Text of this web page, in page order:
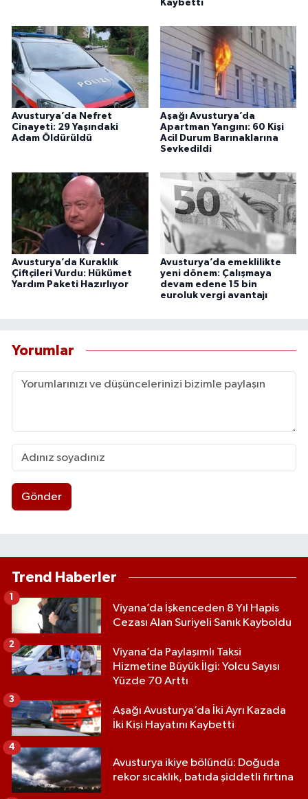
Kaybetti
Avusturya’da Nefret
Cinayeti: 29 Yaşındaki
Adam Öldürüldü
Aşağı Avusturya’da
Apartman Yangını: 60 Kişi
Acil Durum Barınaklarına
Sevkedildi
Avusturya’da Kuraklık
Çiftçileri Vurdu: Hükümet
Yardım Paketi Hazırlıyor
Avusturya’da emeklilikte
yeni dönem: Çalışmaya
devam edene 15 bin
euroluk vergi avantajı
Yorumlar
Gönder
Trend Haberler
Viyana’da İşkenceden 8 Yıl Hapis
Cezası Alan Suriyeli Sanık Kayboldu
1
Viyana’da Paylaşımlı Taksi
Hizmetine Büyük İlgi: Yolcu Sayısı
Yüzde 70 Arttı
2
Aşağı Avusturya’da İki Ayrı Kazada
İki Kişi Hayatını Kaybetti
3
Avusturya ikiye bölündü: Doğuda
rekor sıcaklık, batıda şiddetli fırtına
4